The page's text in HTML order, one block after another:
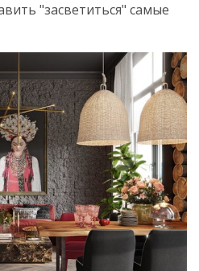
"засветиться" самые